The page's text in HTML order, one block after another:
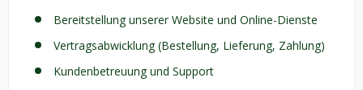
Bereitstellung unserer Website und Online-Dienste
Vertragsabwicklung (Bestellung, Lieferung, Zahlung)
Kundenbetreuung und Support